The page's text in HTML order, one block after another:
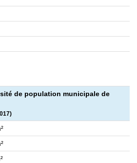
de population municipale de